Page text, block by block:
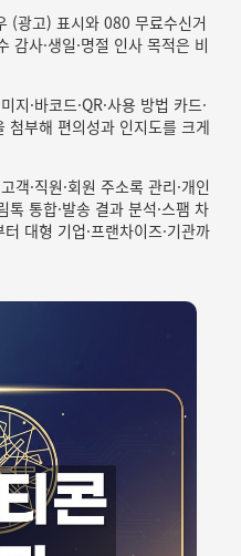
(광고) 표시와 080 무료수신거
감사·생일·명절 인사 목적은 비
지·바코드·QR·사용 방법 카드·
첨부해 편의성과 인지도를 크게
·직원·회원 주소록 관리·개인
톡 통합·발송 결과 분석·스팸 차
대형 기업·프랜차이즈·기관까